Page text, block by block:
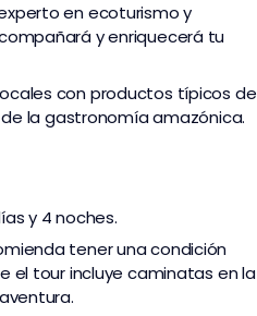
en ecoturismo y
y enriquecerá tu
con productos típicos de
la gastronomía amazónica.
y 4 noches.
tener una condición
el tour incluye caminatas en la